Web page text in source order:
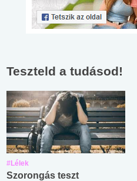
Teszteld a tudásod!
#Lélek
Szorongás teszt